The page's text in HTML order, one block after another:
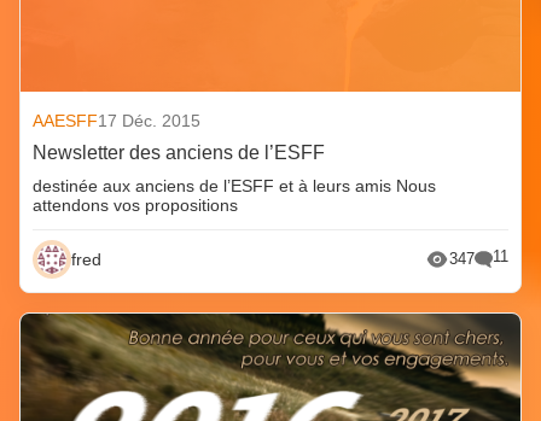
AAESFF17 Déc. 2015
Newsletter des anciens de l’ESFF
destinée aux anciens de l’ESFF et à leurs amis Nous
attendons vos propositions
fred 347 11